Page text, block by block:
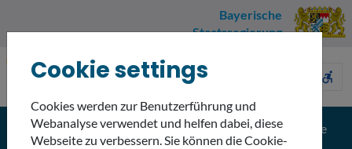
Bayerische
Staatsregierung
Umweltnavigator
accessible_forward
Menü search Suche
Cookie settings
Cookies werden zur Benutzerführung und
Webanalyse verwendet und helfen dabei, diese
Webseite zu verbessern. Sie können die Cookie-